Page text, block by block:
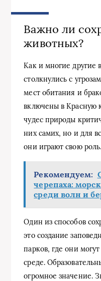
Важно ли
животных?
Как и многие другие
столкнулись с
мест обитания и
включены в Красную
чудес природы
них самих, но и для
они играют свою роль.
Рекомендуем:
черепаха:
среди волн и
Один из способов
это создание
парков, где они
среде.
огромное значение.